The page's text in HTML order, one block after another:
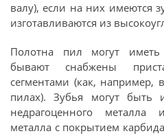
валу), если на них имеются
изготавливаются из
Полотна пил могут
бывают снабжены
сегментами (как, например,
пилах). Зубья могут быть
недрагоценного металла
металла с покрытием